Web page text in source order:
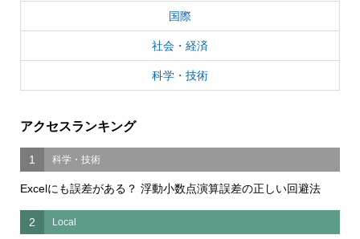
国際
社会・経済
科学・技術
アクセスランキング
1 科学・技術
Excelにも誤差がある？ 浮動小数点演算誤差の正しい回避法
2 Local